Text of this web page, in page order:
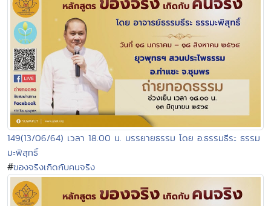
149(13/06/64) เวลา 18.00 น. บรรยายธรรม โดย อ.ธรรมธีระ ธรรม
มะพิสุทธิ์
#ของจริงเกิดกับคนจริง